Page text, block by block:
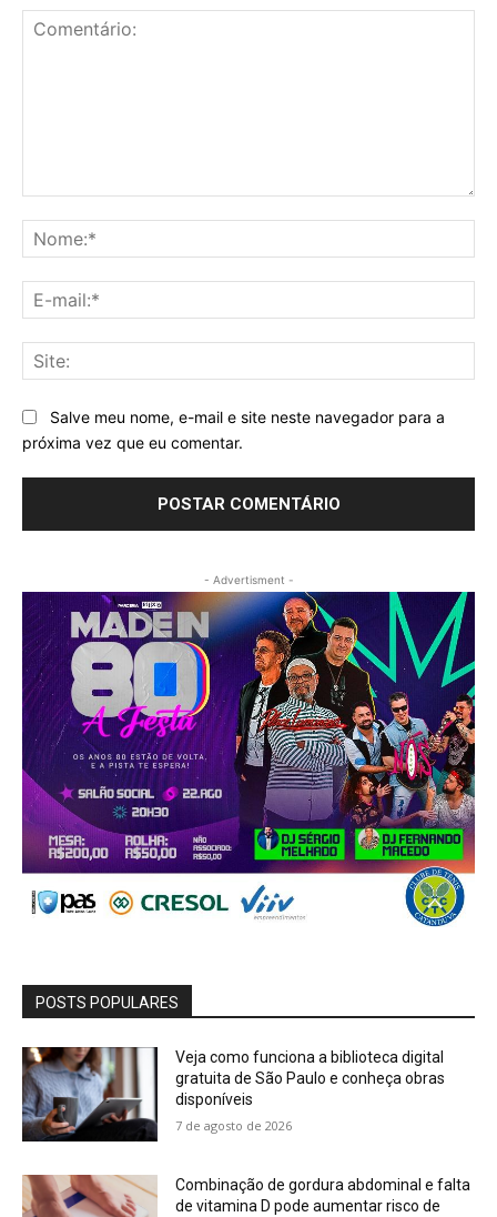
Salve meu nome, e-mail e site neste navegador para a
próxima vez que eu comentar.
- Advertisment -
POSTS POPULARES
Veja como funciona a biblioteca digital
gratuita de São Paulo e conheça obras
disponíveis
7 de agosto de 2026
Combinação de gordura abdominal e falta
de vitamina D pode aumentar risco de